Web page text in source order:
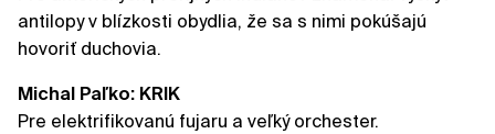
antilopy v blízkosti obydlia, že sa s nimi pokúšajú
hovoriť duchovia.
Michal Paľko: KRIK
Pre elektrifikovanú fujaru a veľký orchester.